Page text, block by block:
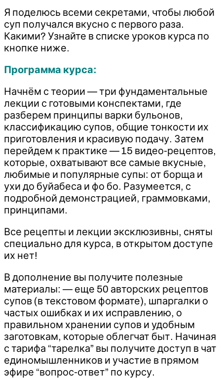
Я поделюсь всеми секретами, чтобы любой
суп получался вкусно с первого раза.
Какими? Узнайте в списке уроков курса по
кнопке ниже.
Программа курса:
Начнём с теории — три фундаментальные
лекции с готовыми конспектами, где
разберем принципы варки бульонов,
классификацию супов, общие тонкости их
приготовления и красивую подачу. Затем
перейдем к практике — 15 видео-рецептов,
которые, охватывают все самые вкусные,
любимые и популярные супы: от борща и
ухи до буйабеса и фо бо. Разумеется, с
подробной демонстрацией, граммовками,
принципами.
Все рецепты и лекции эксклюзивны, сняты
специально для курса, в открытом доступе
их нет!
В дополнение вы получите полезные
материалы: — еще 50 авторских рецептов
супов (в текстовом формате), шпаргалки о
частых ошибках и их исправлению, о
правильном хранении супов и удобным
заготовкам, которые облегчат быт. Начиная
с тарифа “тарелка” вы получите доступ в чат
единомышленников и участие в прямом
эфире “вопрос-ответ” по курсу.